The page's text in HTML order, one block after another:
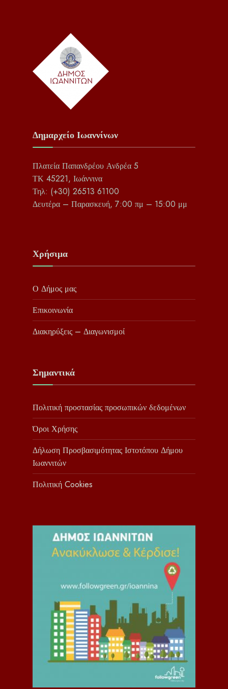
Δημαρχείο Ιωαννίνων
Πλατεία Παπανδρέου Ανδρέα 5
ΤΚ 45221, Ιωάννινα
Τηλ: (+30) 26513 61100
Δευτέρα – Παρασκευή, 7:00 πμ – 15:00 μμ
Χρήσιμα
Ο Δήμος μας
Επικοινωνία
Διακηρύξεις – Διαγωνισμοί
Σημαντικά
Πολιτική προστασίας προσωπικών δεδομένων
Όροι Χρήσης
Δήλωση Προσβασιμότητας Ιστοτόπου Δήμου
Ιωαννιτών
Πολιτική Cookies